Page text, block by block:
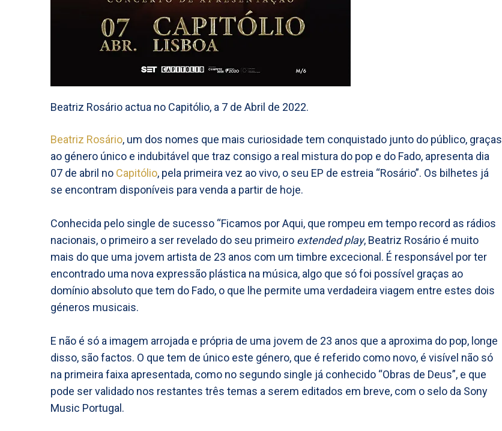
Beatriz Rosário actua no Capitólio, a 7 de Abril de 2022.
Beatriz Rosário, um dos nomes que mais curiosidade tem conquistado junto do público, graças
ao género único e indubitável que traz consigo a real mistura do pop e do Fado, apresenta dia
07 de abril no Capitólio, pela primeira vez ao vivo, o seu EP de estreia “Rosário”. Os bilhetes já
se encontram disponíveis para venda a partir de hoje.
Conhecida pelo single de sucesso “Ficamos por Aqui, que rompeu em tempo record as rádios
nacionais, o primeiro a ser revelado do seu primeiro extended play, Beatriz Rosário é muito
mais do que uma jovem artista de 23 anos com um timbre excecional. É responsável por ter
encontrado uma nova expressão plástica na música, algo que só foi possível graças ao
domínio absoluto que tem do Fado, o que lhe permite uma verdadeira viagem entre estes dois
géneros musicais.
E não é só a imagem arrojada e própria de uma jovem de 23 anos que a aproxima do pop, longe
disso, são factos. O que tem de único este género, que é referido como novo, é visível não só
na primeira faixa apresentada, como no segundo single já conhecido “Obras de Deus”, e que
pode ser validado nos restantes três temas a serem editados em breve, com o selo da Sony
Music Portugal.